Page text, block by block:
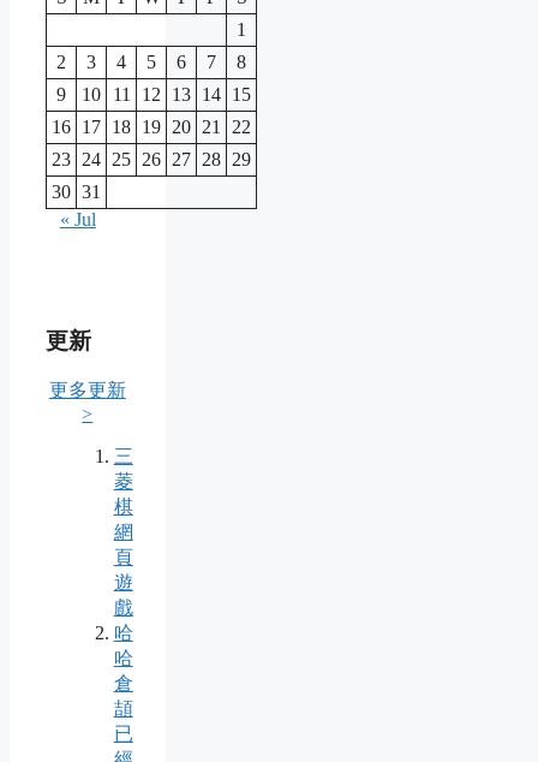
1
2
3 4 5 6 7
8
9
10 11 12 13 14 15
16 17 18 19 20 21
22
23 24 25 26 27 28 29
30 31
« Jul
更新
更多更新
>
三
菱
棋
網
頁
遊
戲
哈
哈
倉
頡
已